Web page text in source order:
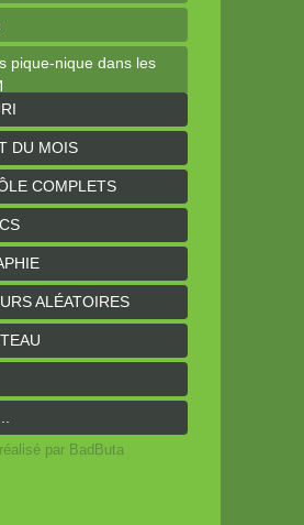
pique-nique dans les
de l'horloger #1 :
- Aventures
- Ogres de gel
- Compagnon2
des Ruines de
DU MOIS
COMPLETS
ALÉATOIRES
par BadButa